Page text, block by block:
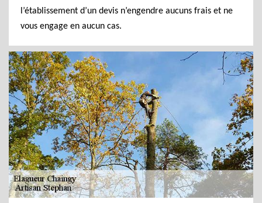
l’établissement d’un devis n’engendre aucuns frais et ne
vous engage en aucun cas.